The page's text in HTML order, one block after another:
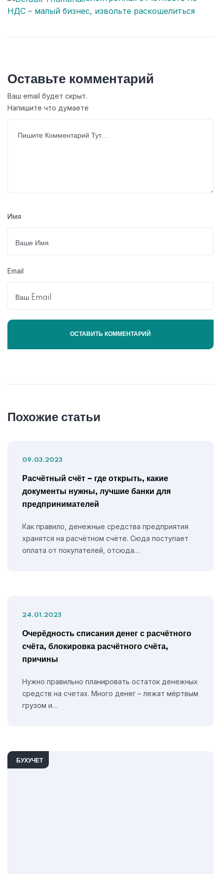
НДС – малый бизнес, извольте раскошелиться
Оставьте комментарий
Ваш email будет скрыт.
Напишите что думаете
Имя
Email
Похожие статьи
09.03.2023
Расчётный счёт – где открыть, какие
документы нужны, лучшие банки для
предпринимателей
Как правило, денежные средства предприятия
хранятся на расчётном счёте. Сюда поступает
оплата от покупателей, отсюда…
24.01.2023
Очерёдность списания денег с расчётного
счёта, блокировка расчётного счёта,
причины
Нужно правильно планировать остаток денежных
средств на счетах. Много денег – лежат мёртвым
грузом и…
БУХУЧЕТ